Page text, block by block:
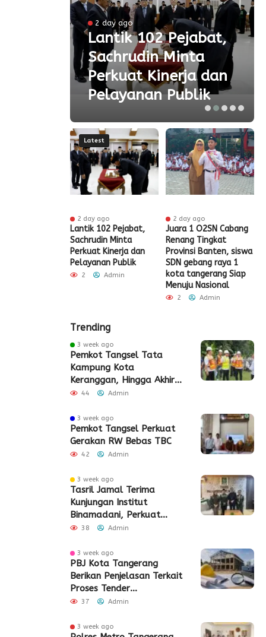
2 day ago
Lantik 102 Pejabat,
Sachrudin Minta
Perkuat Kinerja dan
Pelayanan Publik
Latest
2 day ago
Lantik 102 Pejabat,
Sachrudin Minta
Perkuat Kinerja dan
Pelayanan Publik
2 Admin
2 day ago
Juara 1 O2SN Cabang
Renang Tingkat
Provinsi Banten, siswa
SDN gebang raya 1
kota tangerang Siap
Menuju Nasional
2 Admin
Trending
3 week ago
Pemkot Tangsel Tata
Kampung Kota
Keranggan, Hingga Akhir
2026
44 Admin
3 week ago
Pemkot Tangsel Perkuat
Gerakan RW Bebas TBC
42 Admin
3 week ago
Tasril Jamal Terima
Kunjungan Institut
Binamadani, Perkuat
Sinergi Bangun SDM Kota
38 Admin
3 week ago
PBJ Kota Tangerang
Berikan Penjelasan Terkait
Proses Tender
Pembangunan Eks Pabrik
37 Admin
3 week ago